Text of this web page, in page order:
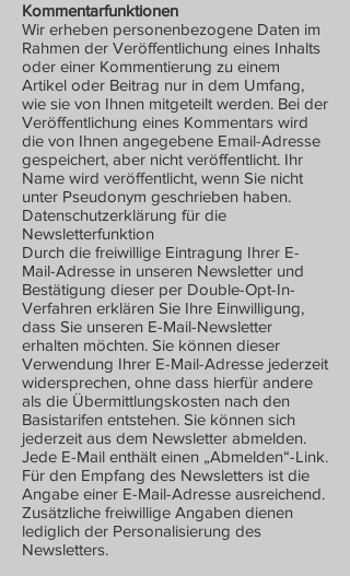
Kommentarfunktionen
Wir erheben personenbezogene Daten im
Rahmen der Veröffentlichung eines Inhalts
oder einer Kommentierung zu einem
Artikel oder Beitrag nur in dem Umfang,
wie sie von Ihnen mitgeteilt werden. Bei der
Veröffentlichung eines Kommentars wird
die von Ihnen angegebene Email-Adresse
gespeichert, aber nicht veröffentlicht. Ihr
Name wird veröffentlicht, wenn Sie nicht
unter Pseudonym geschrieben haben.
Datenschutzerklärung für die
Newsletterfunktion
Durch die freiwillige Eintragung Ihrer E-
Mail-Adresse in unseren Newsletter und
Bestätigung dieser per Double-Opt-In-
Verfahren erklären Sie Ihre Einwilligung,
dass Sie unseren E-Mail-Newsletter
erhalten möchten. Sie können dieser
Verwendung Ihrer E-Mail-Adresse jederzeit
widersprechen, ohne dass hierfür andere
als die Übermittlungskosten nach den
Basistarifen entstehen. Sie können sich
jederzeit aus dem Newsletter abmelden.
Jede E-Mail enthält einen „Abmelden“-Link.
Für den Empfang des Newsletters ist die
Angabe einer E-Mail-Adresse ausreichend.
Zusätzliche freiwillige Angaben dienen
lediglich der Personalisierung des
Newsletters.